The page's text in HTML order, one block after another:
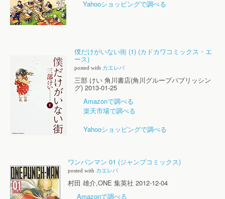
Yahooショッピングで調べる
僕だけがいない街 (1) (カドカワコミックス・エ
ース)
posted with カエレバ
三部 けい 角川書店(角川グループパブリッシン
グ) 2013-01-25
Amazonで調べる
楽天市場で調べる
Yahooショッピングで調べる
ワンパンマン 01 (ジャンプコミックス)
posted with カエレバ
村田 雄介,ONE 集英社 2012-12-04
Amazonで調べる